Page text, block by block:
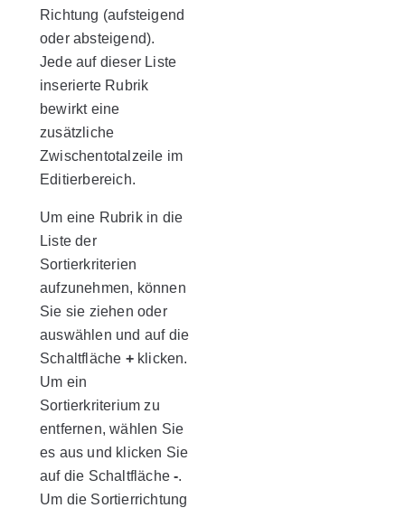
Richtung (aufsteigend
oder absteigend).
Jede auf dieser Liste
inserierte Rubrik
bewirkt eine
zusätzliche
Zwischentotalzeile im
Editierbereich.
Um eine Rubrik in die
Liste der
Sortierkriterien
aufzunehmen, können
Sie sie ziehen oder
auswählen und auf die
Schaltfläche +klicken.
Um ein
Sortierkriterium zu
entfernen, wählen Sie
es aus und klicken Sie
auf die Schaltfläche-.
Um die Sortierrichtung